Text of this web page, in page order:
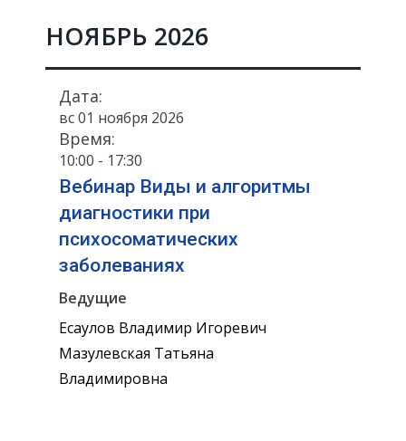
НОЯБРЬ 2026
Дата:
вс 01 ноября 2026
Время:
10:00 - 17:30
Вебинар Виды и алгоритмы
диагностики при
психосоматических
заболеваниях
Ведущие
Есаулов Владимир Игоревич
Мазулевская Татьяна
Владимировна